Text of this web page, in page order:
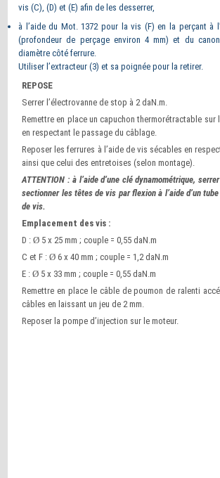
vis (C), (D) et (E) afin de les desserrer,
à l’aide du Mot. 1372 pour la vis (F) en la perçant à
(profondeur de perçage environ 4 mm) et du
diamètre côté ferrure.
Utiliser l’extracteur (3) et sa poignée pour la retirer.
REPOSE
Serrer l’électrovanne de stop à 2 daN.m.
Remettre en place un capuchon thermorétractable sur
en respectant le passage du câblage.
Reposer les ferrures à l’aide de vis sécables en
ainsi que celui des entretoises (selon montage).
ATTENTION : à l’aide d’une clé dynamométrique,
sectionner les têtes de vis par flexion à l’aide d’un
de vis.
Emplacement des vis :
D :Ø 5 x 25 mm ; couple = 0,55 daN.m
C et F :Ø 6 x 40 mm ; couple = 1,2 daN.m
E :Ø 5 x 33 mm ; couple = 0,55 daN.m
Remettre en place le câble de poumon de ralenti
câbles en laissant un jeu de 2 mm.
Reposer la pompe d’injection sur le moteur.